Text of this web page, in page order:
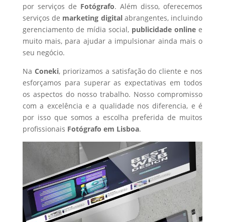
por serviços de Fotógrafo. Além disso, oferecemos
serviços de marketing digital abrangentes, incluindo
gerenciamento de mídia social, publicidade online e
muito mais, para ajudar a impulsionar ainda mais o
seu negócio.
Na Coneki, priorizamos a satisfação do cliente e nos
esforçamos para superar as expectativas em todos
os aspectos do nosso trabalho. Nosso compromisso
com a excelência e a qualidade nos diferencia, e é
por isso que somos a escolha preferida de muitos
profissionais Fotógrafo em Lisboa.